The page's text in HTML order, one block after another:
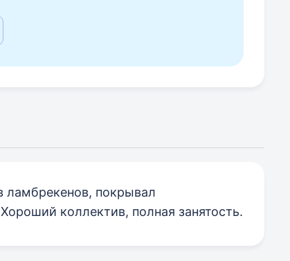
ламбрекенов, покрывал
коллектив, полная занятость.